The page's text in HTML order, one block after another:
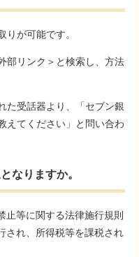
が可能です。
部リンク＞ と検索し、方法
た受話器より、「セブン銀
えてください」と問い合わ
なりますか。
等に関する法律施行規則
され、所得税等を課税され